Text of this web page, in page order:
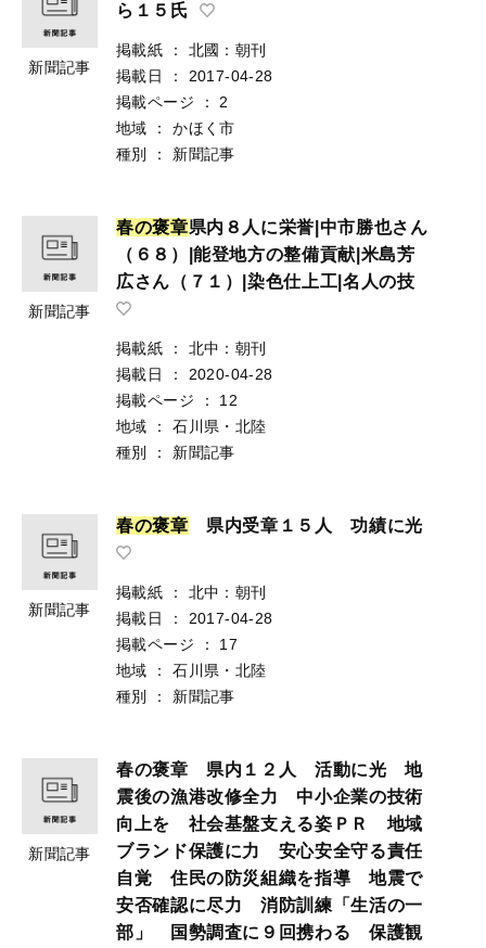
新聞記事
ら１５氏
掲載紙 ：
北國：朝刊
掲載日
：
2017-04-28
掲載ページ
：
2
地域
：
かほく市
種別
： 新聞記事
新聞記事
春の褒章県内８人に栄誉|中市勝也さん
（６８）|能登地方の整備貢献|米島芳
広さん（７１）|染色仕上工|名人の技
掲載紙 ：
北中：朝刊
掲載日
：
2020-04-28
掲載ページ
：
12
地域
：
石川県・北陸
種別
： 新聞記事
新聞記事
春の褒章 県内受章１５人 功績に光
掲載紙 ：
北中：朝刊
掲載日
：
2017-04-28
掲載ページ
：
17
地域
：
石川県・北陸
種別
： 新聞記事
新聞記事
春の褒章 県内１２人 活動に光 地
震後の漁港改修全力 中小企業の技術
向上を 社会基盤支える姿ＰＲ 地域
ブランド保護に力 安心安全守る責任
自覚 住民の防災組織を指導 地震で
安否確認に尽力 消防訓練「生活の一
部」 国勢調査に９回携わる 保護観